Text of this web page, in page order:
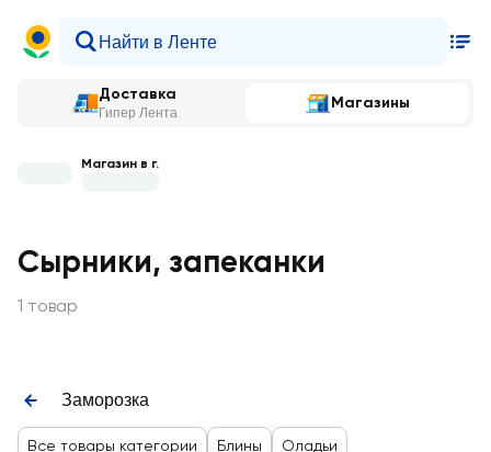
Доставка
Гипер Лента
Магазины
Магазин в г.
Сырники, запеканки
1 товар
Заморозка
Все товары категории Блины Оладьи